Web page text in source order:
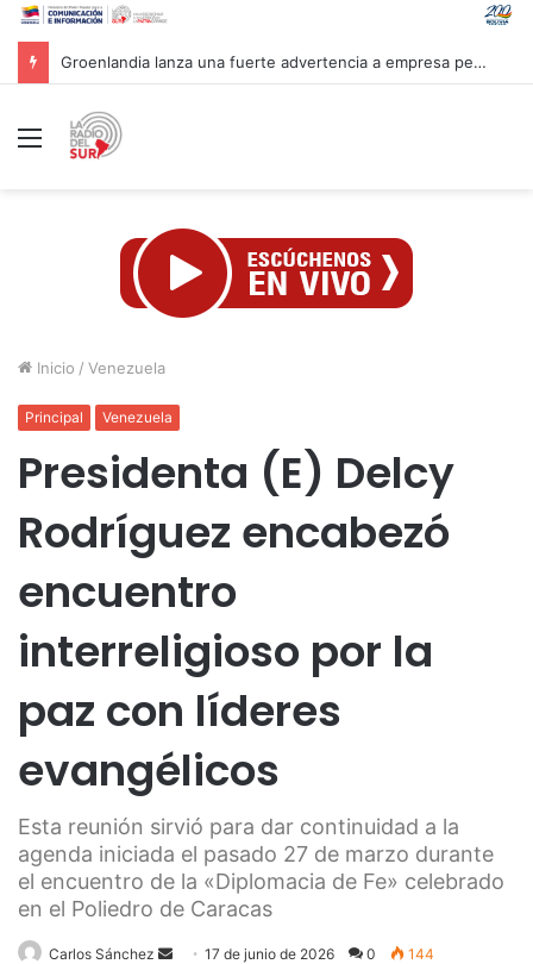
Groenlandia lanza una fuerte advertencia a empresa petrolera vinculada a Trump
Menú
Inicio / Venezuela
Principal Venezuela
Presidenta (E) Delcy
Rodríguez encabezó
encuentro
interreligioso por la
paz con líderes
evangélicos
Esta reunión sirvió para dar continuidad a la
agenda iniciada el pasado 27 de marzo durante
el encuentro de la «Diplomacia de Fe» celebrado
en el Poliedro de Caracas
Carlos Sánchez
Send17 de junio de 2026 0 144